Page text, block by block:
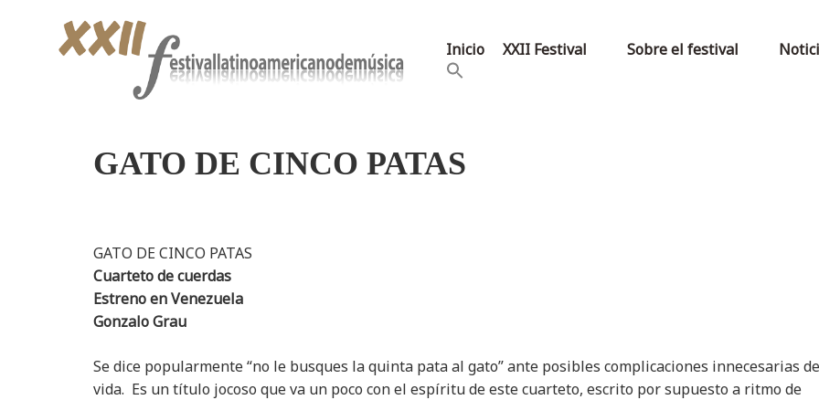
Inicio XXII Festival Sobre el festival
GATO DE CINCO PATAS
GATO DE CINCO PATAS
Cuarteto de cuerdas
Estreno en Venezuela
Gonzalo Grau
Se dice popularmente “no le busques la quinta pata al gato” ante posibles complicaciones innecesarias
vida. Es un título jocoso que va un poco con el espíritu de este cuarteto, escrito por supuesto a ritmo de